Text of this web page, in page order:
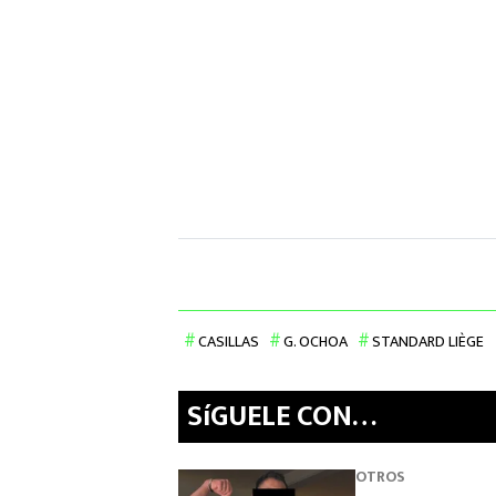
CASILLAS G. OCHOA STANDARD LIÈGE
SíGUELE CON…
OTROS